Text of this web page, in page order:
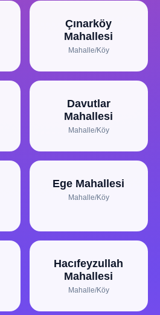
Çınarköy
Mahallesi
Mahalle/Köy
Davutlar
Mahallesi
Mahalle/Köy
Ege Mahallesi
Mahalle/Köy
Hacıfeyzullah
Mahallesi
Mahalle/Köy